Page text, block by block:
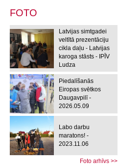
FOTO
Latvijas simtgadei
veltītā prezentāciju
cikla daļu - Latvijas
karoga stāsts - IPĪV
Ludza
Piedalīšanās
Eiropas svētkos
Daugavpilī -
2026.05.09
Labo darbu
maratons! -
2023.11.06
Foto arhīvs >>